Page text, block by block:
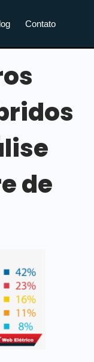
Contato
de